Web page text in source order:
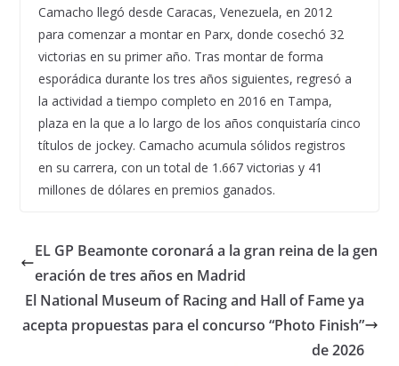
Camacho llegó desde Caracas, Venezuela, en 2012
para comenzar a montar en Parx, donde cosechó 32
victorias en su primer año. Tras montar de forma
esporádica durante los tres años siguientes, regresó a
la actividad a tiempo completo en 2016 en Tampa,
plaza en la que a lo largo de los años conquistaría cinco
títulos de jockey. Camacho acumula sólidos registros
en su carrera, con un total de 1.667 victorias y 41
millones de dólares en premios ganados.
EL GP Beamonte coronará a la gran reina de la gen
eración de tres años en Madrid
El National Museum of Racing and Hall of Fame ya
acepta propuestas para el concurso “Photo Finish”
de 2026